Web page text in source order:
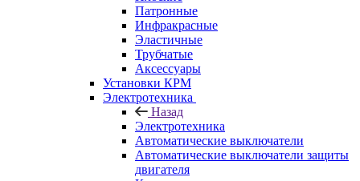
Патронные
Инфракрасные
Эластичные
Трубчатые
Аксессуары
Установки КРМ
Электротехника
Назад
Электротехника
Автоматические выключатели
Автоматические выключатели защиты
двигателя